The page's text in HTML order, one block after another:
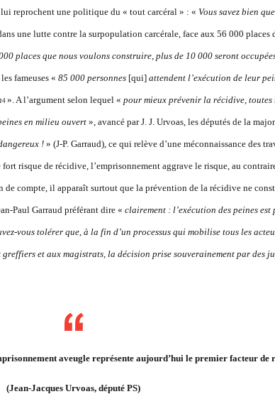
reprochent une politique du « tout carcéral » : « Vous savez bien
une lutte contre la surpopulation carcérale, face aux 56 000 places
places que nous voulons construire, plus de 10 000 seront
fameuses « 85 000 personnes [qui] attendent l’exécution de leur
4 ». A l’argument selon lequel « pour mieux prévenir la récidive, toutes
en milieu ouvert », avancé par J. J. Urvoas, les députés de la
! » (J-P. Garraud), ce qui relève d’une méconnaissance des
risque de récidive, l’emprisonnement aggrave le risque, au
de compte, il apparaît surtout que la prévention de la récidive ne
Paul Garraud préférant dire « clairement : l’exécution des peines est
vous tolérer que, à la fin d’un processus qui mobilise tous les
et aux magistrats, la décision prise souverainement par des
aveugle représente aujourd’hui le premier facteur de
(Jean-Jacques Urvoas, député PS)